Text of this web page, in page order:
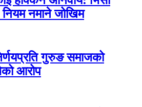
नमाने जोखिम
गुरुङ समाजको
आरोप